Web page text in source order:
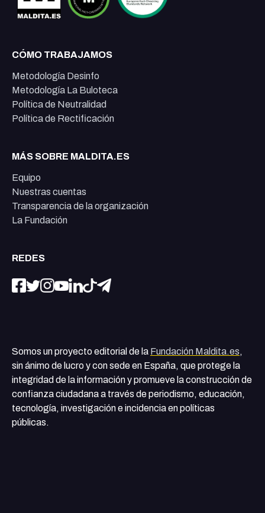
CÓMO TRABAJAMOS
Metodología Desinfo
Metodología La Buloteca
Política de Neutralidad
Política de Rectificación
MÁS SOBRE MALDITA.ES
Equipo
Nuestras cuentas
Transparencia de la organización
La Fundación
REDES
Somos un proyecto editorial de la Fundación Maldita.es,
sin ánimo de lucro y con sede en España, que protege la
integridad de la información y promueve la construcción de
confianza ciudadana a través de periodismo, educación,
tecnología, investigación e incidencia en políticas
públicas.